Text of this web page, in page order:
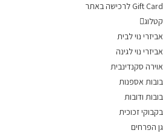
Gift Card לרכישה באתר
קטלוג
אביזרי נוי לבית
אביזרי נוי לגינה
אוירה סקנדינבית
בובות אספנות
בובות ודובות
בקבוקי זכוכית
גן הפרחים